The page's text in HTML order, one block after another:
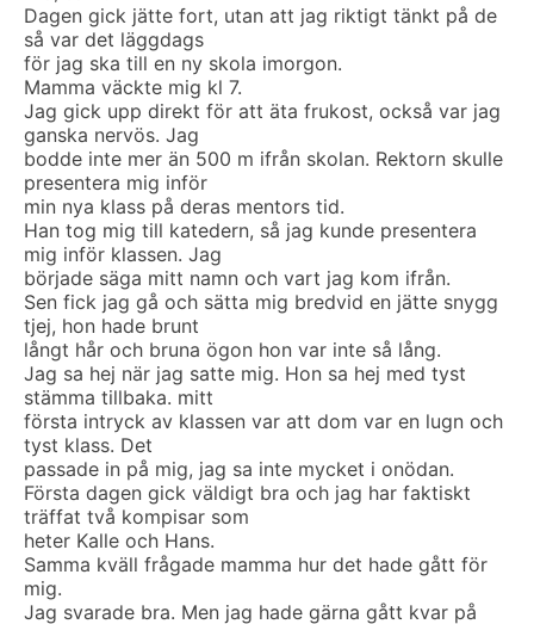
Dagen gick jätte fort, utan att jag riktigt tänkt på de
så var det läggdags
för jag ska till en ny skola imorgon.
Mamma väckte mig kl 7.
Jag gick upp direkt för att äta frukost, också var jag
ganska nervös. Jag
bodde inte mer än 500 m ifrån skolan. Rektorn skulle
presentera mig inför
min nya klass på deras mentors tid.
Han tog mig till katedern, så jag kunde presentera
mig inför klassen. Jag
började säga mitt namn och vart jag kom ifrån.
Sen fick jag gå och sätta mig bredvid en jätte snygg
tjej, hon hade brunt
långt hår och bruna ögon hon var inte så lång.
Jag sa hej när jag satte mig. Hon sa hej med tyst
stämma tillbaka. mitt
första intryck av klassen var att dom var en lugn och
tyst klass. Det
passade in på mig, jag sa inte mycket i onödan.
Första dagen gick väldigt bra och jag har faktiskt
träffat två kompisar som
heter Kalle och Hans.
Samma kväll frågade mamma hur det hade gått för
mig.
Jag svarade bra. Men jag hade gärna gått kvar på